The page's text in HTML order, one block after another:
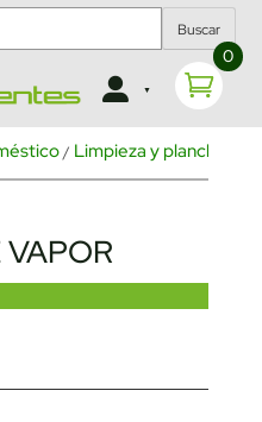
Buscar
0
/ Limpieza y planchado